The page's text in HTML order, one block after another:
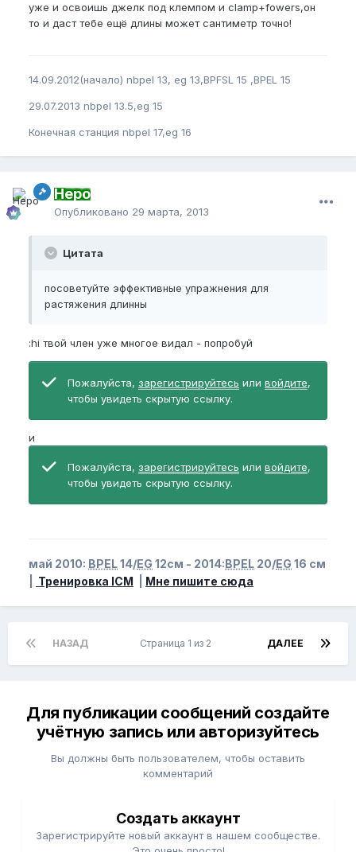
уже и освоишь джелк под клемпом и clamp+fowers,он
то и даст тебе ещё длины может сантиметр точно!
14.09.2012(начало) nbpel 13, eg 13,BPFSL 15 ,BPEL 15
29.07.2013 nbpel 13.5,eg 15
Конечная станция nbpel 17,eg 16
Неро
Опубликовано 29 марта, 2013
Цитата
посоветуйте эффективные упражнения для
растяжения длинны
:hi твой член уже многое видал - попробуй
Пожалуйста, зарегистрируйтесь или войдите,
чтобы увидеть скрытую ссылку.
и
Пожалуйста, зарегистрируйтесь или войдите,
чтобы увидеть скрытую ссылку.
май 2010: BPEL14/EG 12см - 2014:BPEL 20/EG 16 см
Тренировка ICM Мне пишите сюда
НАЗАД ДАЛЕЕ
Страница 1 из 2
Для публикации сообщений создайте
учётную запись или авторизуйтесь
Вы должны быть пользователем, чтобы оставить
комментарий
Создать аккаунт
Зарегистрируйте новый аккаунт в нашем сообществе.